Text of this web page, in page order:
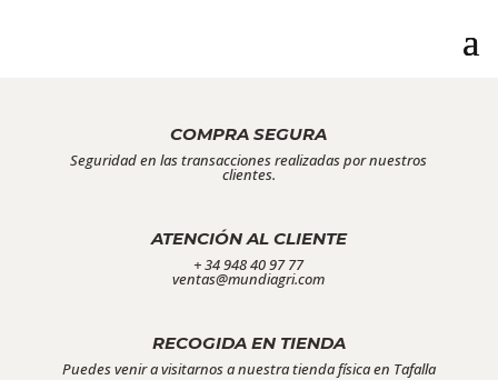
COMPRA SEGURA
Seguridad en las transacciones realizadas por nuestros
clientes.
ATENCIÓN AL CLIENTE
+ 34 948 40 97 77
ventas@mundiagri.com
RECOGIDA EN TIENDA
Puedes venir a visitarnos a nuestra tienda física en Tafalla